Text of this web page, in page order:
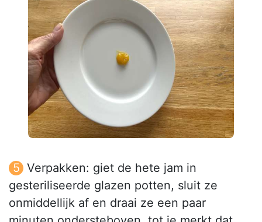
Verpakken: giet de hete jam in
gesteriliseerde glazen potten, sluit ze
onmiddellijk af en draai ze een paar